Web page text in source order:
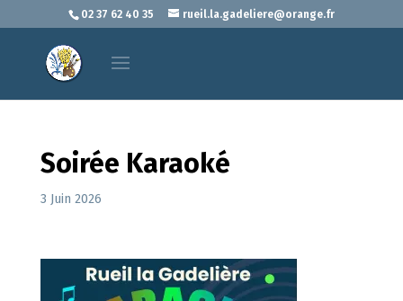
02 37 62 40 35 rueil.la.gadeliere@orange.fr
Soirée Karaoké
3 Juin 2026